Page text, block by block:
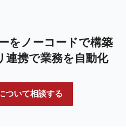
をノーコードで構築
携で業務を自動化
いて相談する